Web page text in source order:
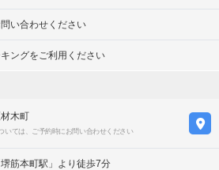
い合わせください
ングをご利用ください
木町
いては、ご予約時にお問い合わせください
筋本町駅」より徒歩7分